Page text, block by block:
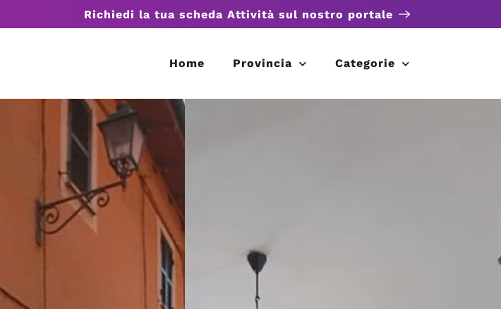
Richiedi la tua scheda Attività sul nostro portale
Home Provincia Categorie